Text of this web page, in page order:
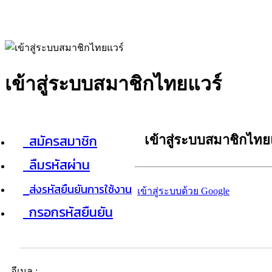
เข้าสู่ระบบสมาชิกไทยแวร์
สมัครสมาชิก
ลืมรหัสผ่าน
ส่งรหัสยืนยันการใช้งาน
กรอกรหัสยืนยัน
เข้าสู่ระบบสมาชิกไท
เข้าสู่ระบบด้วย Google